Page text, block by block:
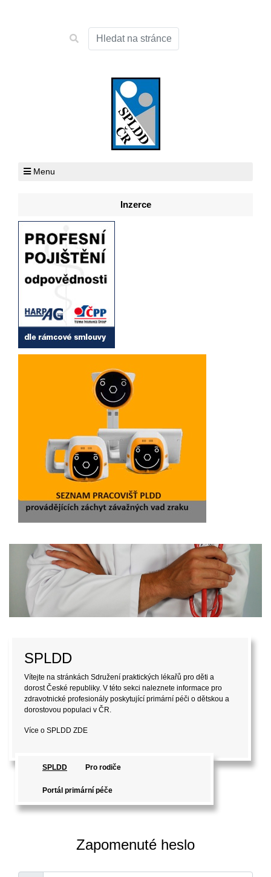
Menu
Inzerce
Pro rodiče
Vítejte na stránkách Sdružení praktických lékařů pro děti a
dorost České republiky (SPLDD). V této sekci naleznete
informace pro laickou veřejnost, které mohou být užitečné při
péči o děti a dorost.
Více o SPLDD ZDE
SPLDD Pro rodiče
Portál primární péče
Zapomenuté heslo